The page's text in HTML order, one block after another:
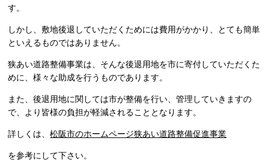
す。
しかし、敷地後退していただくためには費用がかかり、とても簡単
といえるものではありません。
狭あい道路整備事業は、そんな後退用地を市に寄付していただくた
めに、様々な助成を行うものであります。
また、後退用地に関しては市が整備を行い、管理していきますの
で、より皆様の負担が軽減されることとなります。
詳しくは、松阪市のホームページ狭あい道路整備促進事業
を参考にして下さい。